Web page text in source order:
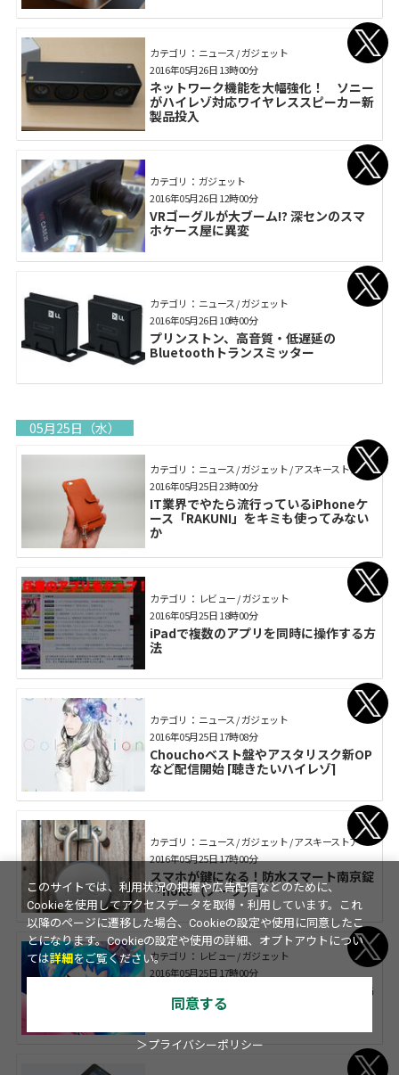
カテゴリ： ニュース / ガジェット
ネットワーク機能を大幅強化！ ソニー
がハイレゾ対応ワイヤレススピーカー新
製品投入
2016年05月26日 13時00分
カテゴリ： ガジェット
VRゴーグルが大ブーム!? 深センのスマ
ホケース屋に異変
2016年05月26日 12時00分
カテゴリ： ニュース / ガジェット
プリンストン、高音質・低遅延の
Bluetoothトランスミッター
2016年05月26日 10時00分
05月25日（水）
カテゴリ： ニュース / ガジェット / アスキーストア
IT業界でやたら流行っているiPhoneケ
ース「RAKUNI」をキミも使ってみない
か
2016年05月25日 23時00分
カテゴリ： レビュー / ガジェット
iPadで複数のアプリを同時に操作する方
法
2016年05月25日 18時00分
カテゴリ： ニュース / ガジェット
Chouchoベスト盤やアスタリスク新OP
など配信開始 [聴きたいハイレゾ]
2016年05月25日 17時08分
カテゴリ： ニュース / ガジェット / アスキーストア
スマホが鍵になる！防水スマート南京錠
「noke（ノーク）」
2016年05月25日 17時00分
カテゴリ： レビュー / ガジェット
丁寧な作りのクッキクリッカー系のRPG
が1位！iPhone人気無料ゲームベスト
2016年05月25日 17時00分
このサイトでは、利用状況の把握や広告配信などのために、
Cookieを使用してアクセスデータを取得・利用しています。これ
以降のページに遷移した場合、Cookieの設定や使用に同意したこ
とになります。Cookieの設定や使用の詳細、オプトアウトについ
ては詳細 をご覧ください。
同意する
＞プライバシーポリシー